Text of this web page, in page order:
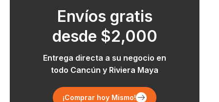
Envíos gratis
desde $2,000
Entrega directa a su negocio en
todo Cancún y Riviera Maya
¡Comprar hoy Mismo!